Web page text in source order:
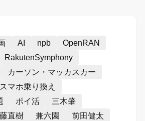
AI npb
OpenRAN
RakutenSymphony
カーソン・マッカスカー
スマホ乗り換え
ポイ活
三木肇
直樹 兼六園
前田健太